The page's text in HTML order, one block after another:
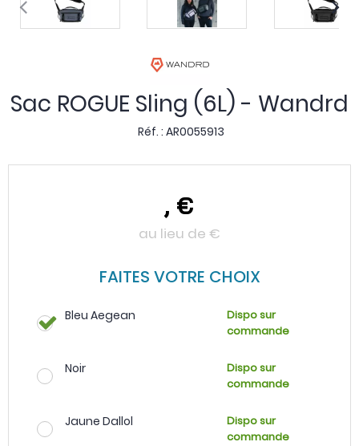
Sac ROGUE Sling (6L) - Wandrd
Réf. : AR0055913
, €
au lieu de €
FAITES VOTRE CHOIX
Bleu Aegean
Dispo sur
commande
Noir
Dispo sur
commande
Jaune Dallol
Dispo sur
commande